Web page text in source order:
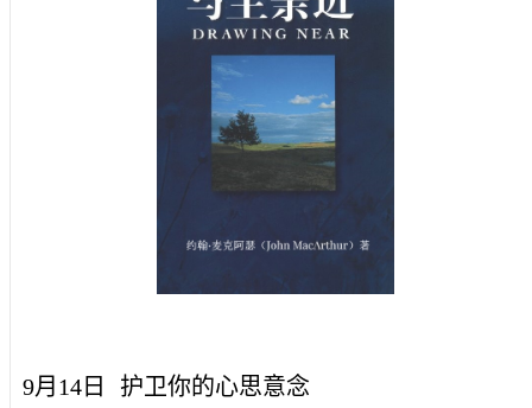
9月14日 护卫你的心思意念